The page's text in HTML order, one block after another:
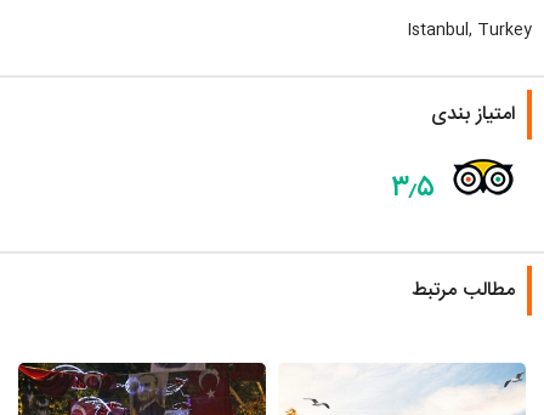
Istanbul, Turkey
امتیاز بندی
۳٫۵
مطالب مرتبط